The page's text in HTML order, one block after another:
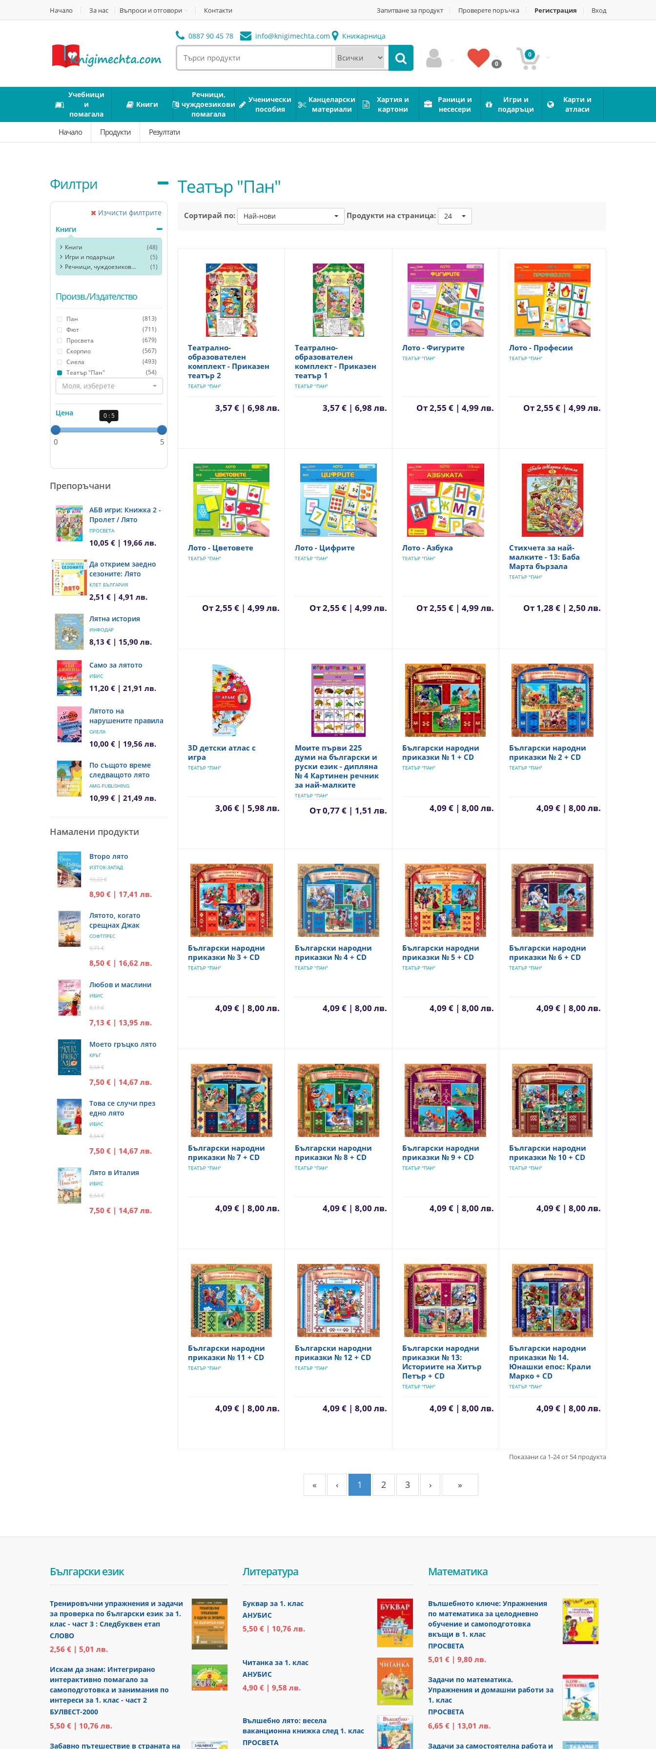
Начало За нас Въпроси и отговори Контакти Запитване за продукт Проверете поръчка Регистрация Вход
0887 90 45 78 info@knigimechta.com Книжарница
0
0
Учебници
и
помагала
Книги
Речници,
чуждоезикови
помагала
Ученически
пособия
Канцеларски
материали
Хартия и
картони
Раници и
несесери
Игри и
подаръци
Карти и
атласи
Начало Продукти Резултати
Филтри
Изчисти филтрите
Книги
Книги
(48)
Игри и подаръци
(5)
Речници, чуждоезикови помагала
(1)
Произв./Издателство
Пан
(813)
Фют
(711)
Просвета
(679)
Скорпио
(567)
Сиела
(493)
Театър "Пан"
(54)
Моля, изберете
Цена 0 : 5
0 5
Препоръчани
АБВ игри: Книжка 2 -
Пролет / Лято
ПРОСВЕТА
10,05 € | 19,66 лв.
Да открием заедно
сезоните: Лято
КЛЕТ БЪЛГАРИЯ
2,51 € | 4,91 лв.
Лятна история
ИНФОДАР
8,13 € | 15,90 лв.
Само за лятото
ИБИС
11,20 € | 21,91 лв.
Лятото на
нарушените правила
СИЕЛА
10,00 € | 19,56 лв.
По същото време
следващото лято
AMG PUBLISHING
10,99 € | 21,49 лв.
Намалени продукти
Второ лято
ИЗТОК-ЗАПАД
10,22 €
8,90 € | 17,41 лв.
Лятото, когато
срещнах Джак
СОФТПРЕС
9,71 €
8,50 € | 16,62 лв.
Любов и маслини
ИБИС
8,13 €
7,13 € | 13,95 лв.
Моето гръцко лято
КРЪГ
8,64 €
7,50 € | 14,67 лв.
Това се случи през
едно лято
ИБИС
8,64 €
7,50 € | 14,67 лв.
Лято в Италия
ИБИС
8,64 €
7,50 € | 14,67 лв.
Театър "Пан"
Сортирай по: Най-нови Продукти на страница: 24
Театрално-
образователен
комплект - Приказен
театър 2
ТЕАТЪР "ПАН"
3,57 € | 6,98 лв.
Театрално-
образователен
комплект - Приказен
театър 1
ТЕАТЪР "ПАН"
3,57 € | 6,98 лв.
Лото - Фигурите
ТЕАТЪР "ПАН"
От2,55 € | 4,99 лв.
Лото - Професии
ТЕАТЪР "ПАН"
От2,55 € | 4,99 лв.
Лото - Цветовете
ТЕАТЪР "ПАН"
От2,55 € | 4,99 лв.
Лото - Цифрите
ТЕАТЪР "ПАН"
От2,55 € | 4,99 лв.
Лото - Азбука
ТЕАТЪР "ПАН"
От2,55 € | 4,99 лв.
Стихчета за най-
малките - 13: Баба
Марта бързала
ТЕАТЪР "ПАН"
От 1,28 € | 2,50 лв.
3D детски атлас с
игра
ТЕАТЪР "ПАН"
3,06 € | 5,98 лв.
Моите първи 225
думи на български и
руски език - дипляна
№ 4 Картинен речник
за най-малките
ТЕАТЪР "ПАН"
От0,77 € | 1,51 лв.
Български народни
приказки № 1 + CD
ТЕАТЪР "ПАН"
4,09 € | 8,00 лв.
Български народни
приказки № 2 + CD
ТЕАТЪР "ПАН"
4,09 € | 8,00 лв.
Български народни
приказки № 3 + CD
ТЕАТЪР "ПАН"
4,09 € | 8,00 лв.
Български народни
приказки № 4 + CD
ТЕАТЪР "ПАН"
4,09 € | 8,00 лв.
Български народни
приказки № 5 + CD
ТЕАТЪР "ПАН"
4,09 € | 8,00 лв.
Български народни
приказки № 6 + CD
ТЕАТЪР "ПАН"
4,09 € | 8,00 лв.
Български народни
приказки № 7 + CD
ТЕАТЪР "ПАН"
4,09 € | 8,00 лв.
Български народни
приказки № 8 + CD
ТЕАТЪР "ПАН"
4,09 € | 8,00 лв.
Български народни
приказки № 9 + CD
ТЕАТЪР "ПАН"
4,09 € | 8,00 лв.
Български народни
приказки № 10 + CD
ТЕАТЪР "ПАН"
4,09 € | 8,00 лв.
Български народни
приказки № 11 + CD
ТЕАТЪР "ПАН"
4,09 € | 8,00 лв.
Български народни
приказки № 12 + CD
ТЕАТЪР "ПАН"
4,09 € | 8,00 лв.
Български народни
приказки № 13:
Историите на Хитър
Петър + CD
ТЕАТЪР "ПАН"
4,09 € | 8,00 лв.
Български народни
приказки № 14.
Юнашки епос: Крали
Марко + CD
ТЕАТЪР "ПАН"
4,09 € | 8,00 лв.
Показани са 1-24 от 54 продукта
« ‹ 1 2 3 › »
Български език
Тренировъчни упражнения и задачи
за проверка по български език за 1.
клас - част 3 : Следбуквен етап
СЛОВО
2,56 € | 5,01 лв.
Искам да знам: Интегрирано
интерактивно помагало за
самоподготовка и занимания по
интереси за 1. клас - част 2
БУЛВЕСТ-2000
5,50 € | 10,76 лв.
Забавно пътешествие в страната на
Литература
Буквар за 1. клас
АНУБИС
5,50 € | 10,76 лв.
Читанка за 1. клас
АНУБИС
4,90 € | 9,58 лв.
Вълшебно лято: весела
ваканционна книжка след 1. клас
ПРОСВЕТА
Математика
Вълшебното ключе: Упражнения
по математика за целодневно
обучение и самоподготовка
вкъщи в 1. клас
ПРОСВЕТА
5,01 € | 9,80 лв.
Задачи по математика.
Упражнения и домашни работи за
1. клас
ПРОСВЕТА
6,65 € | 13,01 лв.
Задачи за самостоятелна работа и